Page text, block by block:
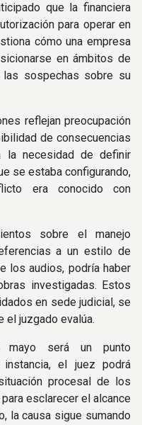
que la financiera
para operar en
cómo una empresa
en ámbitos de
sospechas sobre su
reflejan preocupación
de consecuencias
la necesidad de definir
se estaba configurando,
era conocido con
sobre el manejo
a un estilo de
los audios, podría haber
investigadas. Estos
en sede judicial, se
el juzgado evalúa.
mayo será un punto
el juez podrá
procesal de los
esclarecer el alcance
la causa sigue sumando